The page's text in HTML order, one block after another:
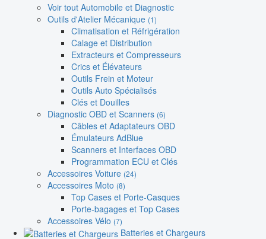
Voir tout Automobile et Diagnostic
Outils d'Atelier Mécanique (1)
Climatisation et Réfrigération
Calage et Distribution
Extracteurs et Compresseurs
Crics et Élévateurs
Outils Frein et Moteur
Outils Auto Spécialisés
Clés et Douilles
Diagnostic OBD et Scanners (6)
Câbles et Adaptateurs OBD
Émulateurs AdBlue
Scanners et Interfaces OBD
Programmation ECU et Clés
Accessoires Voiture (24)
Accessoires Moto (8)
Top Cases et Porte-Casques
Porte-bagages et Top Cases
Accessoires Vélo (7)
Batteries et Chargeurs